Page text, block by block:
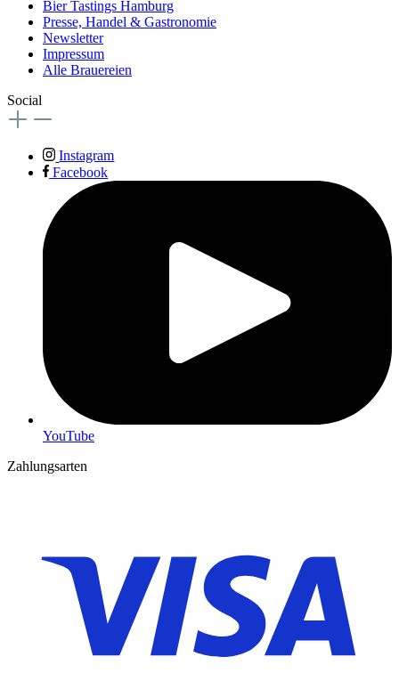
Bier Tastings Hamburg
Presse, Handel & Gastronomie
Newsletter
Impressum
Alle Brauereien
Social
Instagram
Facebook
YouTube
Zahlungsarten